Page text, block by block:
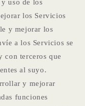
uso de los
los Servicios
y mejorar los
a los Servicios se
con terceros que
al suyo.
y mejorar
funciones